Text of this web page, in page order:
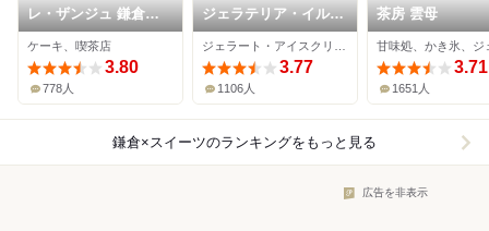
レ・ザンジュ 鎌倉本
店
ケーキ、喫茶店
3.80
778人
ジェラテリア・イル・
ブリガンテ
3.77
1106人
茶房 雲母
3.71
1651人
鎌倉×スイーツのランキングをもっと見る
広告を非表示